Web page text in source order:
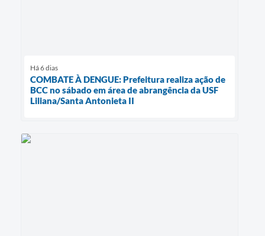
Há 6 dias
COMBATE À DENGUE: Prefeitura realiza ação de
BCC no sábado em área de abrangência da USF
Liliana/Santa Antonieta II